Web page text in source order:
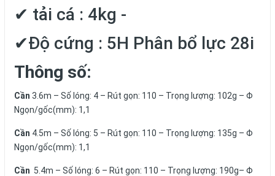
✔ tải cá : 4kg -
✔Độ cứng : 5H Phân bổ lực 28i
Thông số:
Cần 3.6m – Số lóng: 4 – Rút gọn: 110 – Trọng lượng: 102g – Φ
Ngọn/gốc(mm): 1,1
Cần 4.5m – Số lóng: 5 – Rút gọn: 110 – Trọng lượng: 135g – Φ
Ngọn/gốc(mm): 1,1
Cần 5.4m – Số lóng: 6 – Rút gọn: 110 – Trọng lượng: 190g– Φ